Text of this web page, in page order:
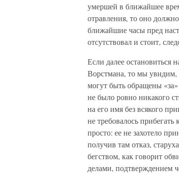
умершей в ближайшее
отравления, то оно
ближайшие часы пред
отсутствовал и стоит,
Если далее остановиться
Ворстмана, то мы увидим,
могут быть обращены
не было ровно никакого
на его имя без всякого
не требовалось
просто: ее не захотело
получив там отказ,
бегством, как говорит
делами, подтверждением